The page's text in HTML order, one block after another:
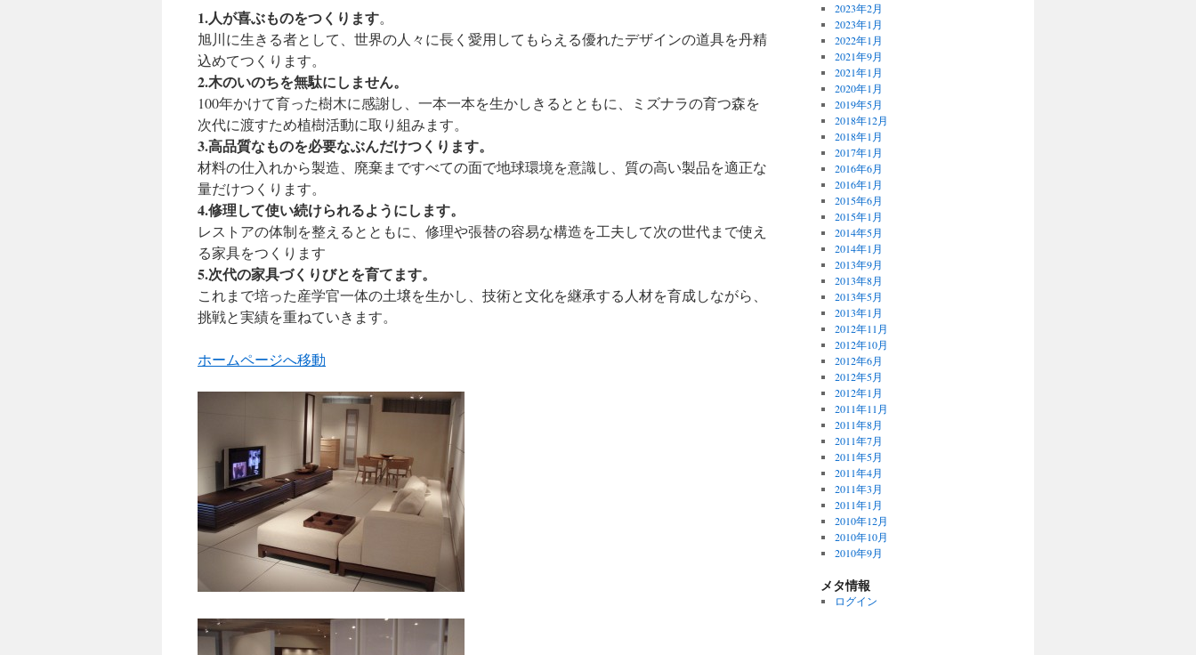
ッ
プ
1.人が喜ぶものをつくります。
旭川に生きる者として、世界の人々に長く愛用してもらえる優れたデザインの道具を丹精
込めてつくります。
2.木のいのちを無駄にしません。
100年かけて育った樹木に感謝し、一本一本を生かしきるとともに、ミズナラの育つ森を
次代に渡すため植樹活動に取り組みます。
3.高品質なものを必要なぶんだけつくります。
材料の仕入れから製造、廃棄まですべての面で地球環境を意識し、質の高い製品を適正な
量だけつくります。
4.修理して使い続けられるようにします。
レストアの体制を整えるとともに、修理や張替の容易な構造を工夫して次の世代まで使え
る家具をつくります
5.次代の家具づくりびとを育てます。
これまで培った産学官一体の土壌を生かし、技術と文化を継承する人材を育成しながら、
挑戦と実績を重ねていきます。
ホームページへ移動
2023年2月
2023年1月
2022年1月
2021年9月
2021年1月
2020年1月
2019年5月
2018年12月
2018年1月
2017年1月
2016年6月
2016年1月
2015年6月
2015年1月
2014年5月
2014年1月
2013年9月
2013年8月
2013年5月
2013年1月
2012年11月
2012年10月
2012年6月
2012年5月
2012年1月
2011年11月
2011年8月
2011年7月
2011年5月
2011年4月
2011年3月
2011年1月
2010年12月
2010年10月
2010年9月
メタ情報
ログイン